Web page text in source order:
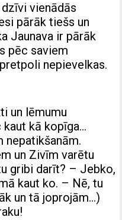
vienādās
pārāk tiešs un
Jaunava ir pārāk
pēc saviem
nepievelkas.
un lēmumu
kaut kā kopīga…
nepatikšanām.
un Zivīm varētu
gribi darīt? – Jebko,
kaut ko. – Nē, tu
un tā joprojām…)